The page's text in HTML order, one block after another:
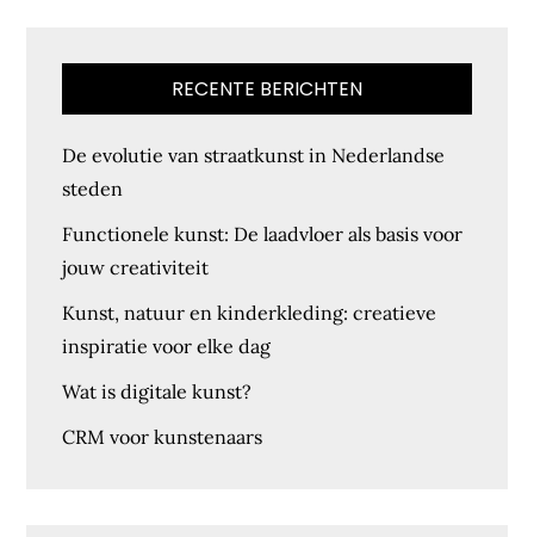
RECENTE BERICHTEN
De evolutie van straatkunst in Nederlandse
steden
Functionele kunst: De laadvloer als basis voor
jouw creativiteit
Kunst, natuur en kinderkleding: creatieve
inspiratie voor elke dag
Wat is digitale kunst?
CRM voor kunstenaars